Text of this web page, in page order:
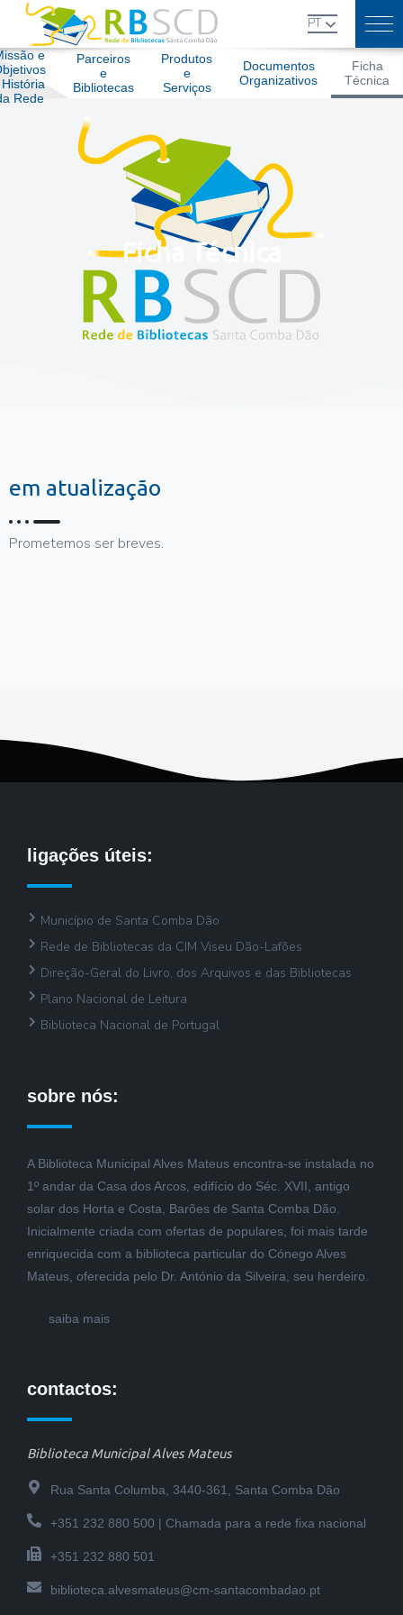
content
PT
e
Rede
Parceiros
e
Bibliotecas
Produtos
e
Serviços
Documentos
Organizativos
Ficha
Técnica
Ficha Técnica
em atualização
Prometemos ser breves.
ligações úteis:
Município de Santa Comba Dão
Rede de Bibliotecas da CIM Viseu Dão-Lafões
Direção-Geral do Livro, dos Arquivos e das Bibliotecas
Plano Nacional de Leitura
Biblioteca Nacional de Portugal
sobre nós:
A Biblioteca Municipal Alves Mateus encontra-se instalada no
1º andar da Casa dos Arcos, edifício do Séc. XVII, antigo
solar dos Horta e Costa, Barões de Santa Comba Dão.
Inicialmente criada com ofertas de populares, foi mais tarde
enriquecida com a biblioteca particular do Cónego Alves
Mateus, oferecida pelo Dr. António da Silveira, seu herdeiro.
saiba mais
contactos:
Biblioteca Municipal Alves Mateus
Rua Santa Columba, 3440-361, Santa Comba Dão
+351 232 880 500 | Chamada para a rede fixa nacional
+351 232 880 501
biblioteca.alvesmateus@cm-santacombadao.pt